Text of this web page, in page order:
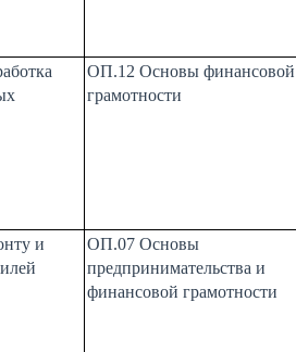
ОП.12 Основы финансовой
грамотности
и
ОП.07 Основы
предпринимательства и
финансовой грамотности